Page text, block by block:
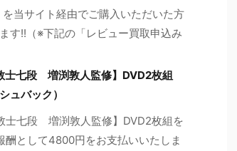
当サイト経由でご購入いただいた方
す!!（※下記の「レビュー買取申込み
士七段 増渕敦人監修】DVD2枚組
ュバック）
士七段 増渕敦人監修】DVD2枚組を
として4800円をお支払いいたしま